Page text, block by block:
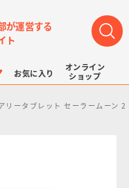
が運営する
ト
お気に入り
オンライン
ショップ
リータブレット セーラームーン 2